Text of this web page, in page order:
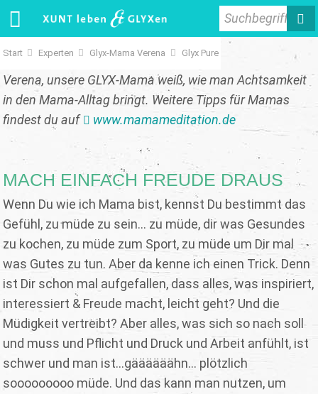
Suchbegriff
Start Experten Glyx-Mama Verena Glyx Pure
Verena, unsere GLYX-Mama weiß, wie man Achtsamkeit
in den Mama-Alltag bringt. Weitere Tipps für Mamas
findest du auf
www.mamameditation.de
MACH EINFACH FREUDE DRAUS
Wenn Du wie ich Mama bist, kennst Du bestimmt das
Gefühl, zu müde zu sein... zu müde, dir was Gesundes
zu kochen, zu müde zum Sport, zu müde um Dir mal
was Gutes zu tun. Aber da kenne ich einen Trick. Denn
ist Dir schon mal aufgefallen, dass alles, was inspiriert,
interessiert & Freude macht, leicht geht? Und die
Müdigkeit vertreibt? Aber alles, was sich so nach soll
und muss und Pflicht und Druck und Arbeit anfühlt, ist
schwer und man ist...gäääääähn… plötzlich
sooooooooo müde. Und das kann man nutzen, um